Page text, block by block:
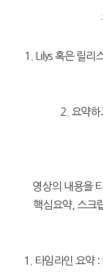
1. Lilys 혹은 릴리
2. 요약하
영상의 내용을
핵심요약, 스크
1. 타임라인 요약 :